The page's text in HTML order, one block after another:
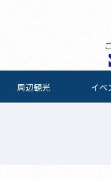
周辺観光 イベ